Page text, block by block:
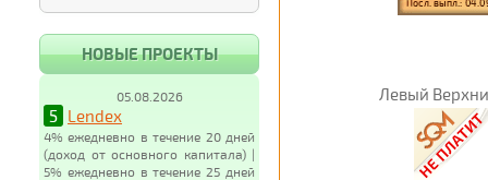
НОВЫЕ ПРОЕКТЫ
05.08.2026
5 Lendex
4% ежедневно в течение 20 дней
(доход от основного капитала) |
5% ежедневно в течение 25 дней
Левый